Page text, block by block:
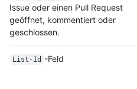
Issue oder einen Pull Request
geöffnet, kommentiert oder
geschlossen.
List-Id -Feld